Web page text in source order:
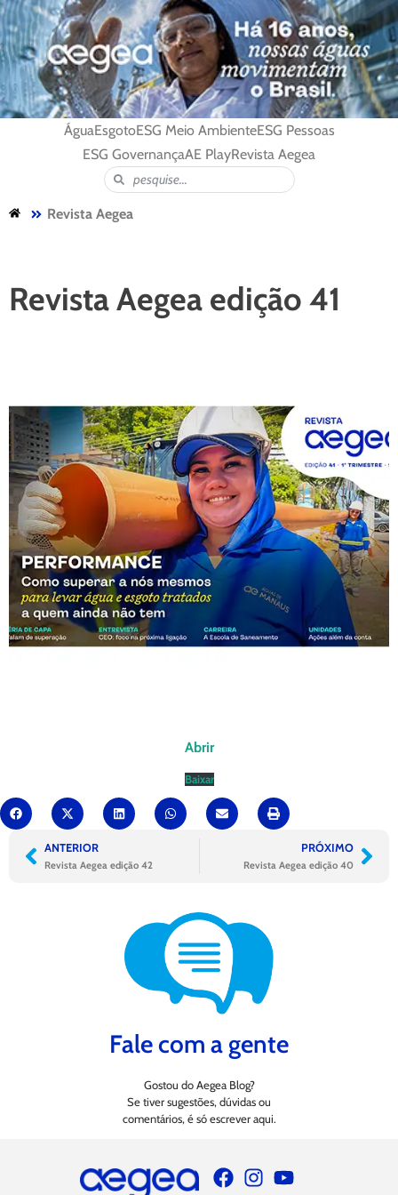
ÁguaEsgotoESG Meio AmbienteESG Pessoas
ESG GovernançaAE PlayRevista Aegea
Revista Aegea
Revista Aegea edição 41
Abrir
Baixar
ANTERIOR
Revista Aegea edição 42
PRÓXIMO
Revista Aegea edição 40
Fale com a gente
Gostou do Aegea Blog?
Se tiver sugestões, dúvidas ou
comentários, é só escrever aqui.